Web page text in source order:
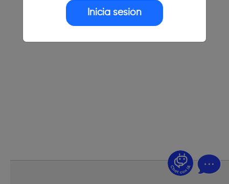
Inicia sesión